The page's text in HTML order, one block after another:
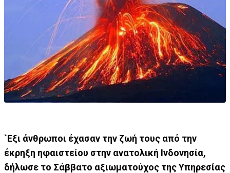
`Εξι άνθρωποι έχασαν την ζωή τους από την
έκρηξη ηφαιστείου στην ανατολική Ινδονησία,
δήλωσε το Σάββατο αξιωματούχος της Υπηρεσίας